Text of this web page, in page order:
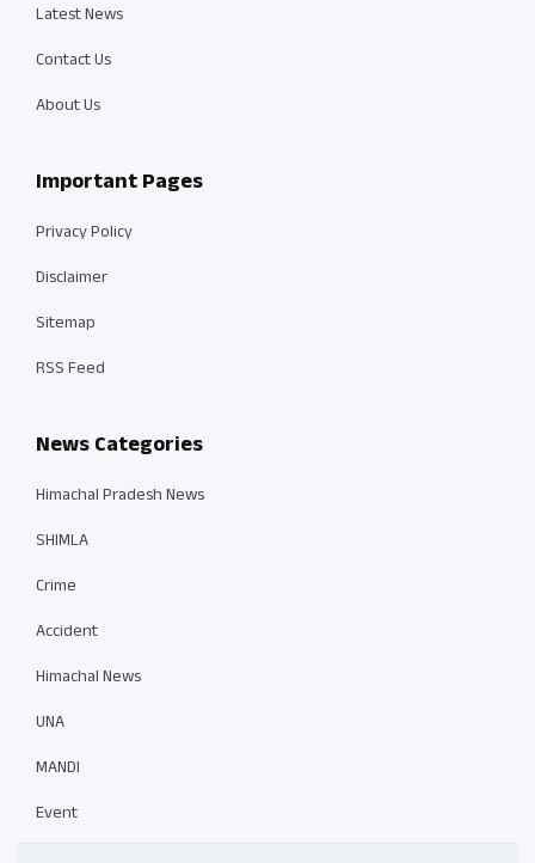
Latest News
Contact Us
About Us
Important Pages
Privacy Policy
Disclaimer
Sitemap
RSS Feed
News Categories
Himachal Pradesh News
SHIMLA
Crime
Accident
Himachal News
UNA
MANDI
Event